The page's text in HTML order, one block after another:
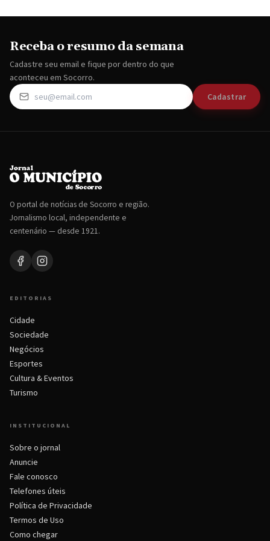
Receba o resumo da semana
Cadastre seu email e fique por dentro do que
aconteceu em Socorro.
Cadastrar
O portal de notícias de Socorro e região.
Jornalismo local, independente e
centenário — desde 1921.
EDITORIAS
Cidade
Sociedade
Negócios
Esportes
Cultura & Eventos
Turismo
INSTITUCIONAL
Sobre o jornal
Anuncie
Fale conosco
Telefones úteis
Política de Privacidade
Termos de Uso
Como chegar